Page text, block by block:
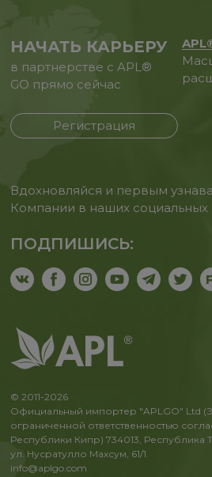
НАЧАТЬ КАРЬЕРУ
в партнерстве с APL®
GO прямо сейчас
Регистрация
Вдохновляйся и первым
Компании в наших социальных
ПОДПИШИСЬ:
© 2011-2026
Официальный импортер "APLGO" Ltd
ограниченной ответственностью
Республики Кипр) 734013, Республика
ул. Нусратулло Махсум, 61/1
info@aplgo.com